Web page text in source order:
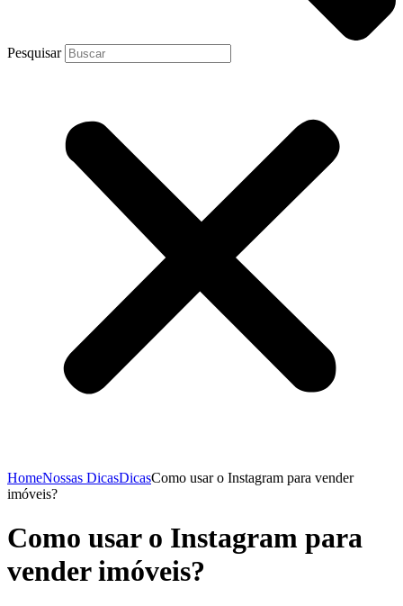
Pesquisar
HomeNossas DicasDicasComo usar o Instagram para vender
imóveis?
Como usar o Instagram para
vender imóveis?